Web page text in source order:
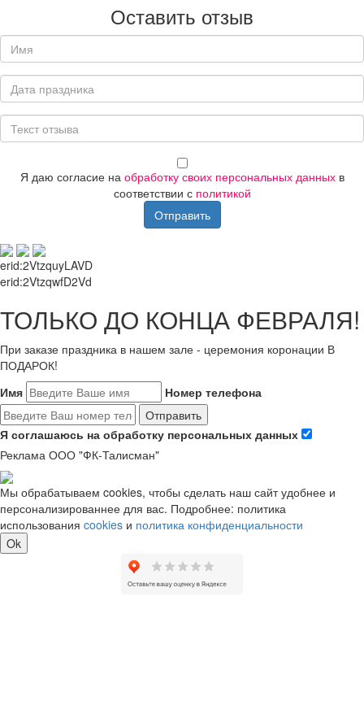
Оставить отзыв
Я даю согласие на обработку своих персональных данныхв
соответствии с политикой
Отправить
erid:2VtzquyLAVD
erid:2VtzqwfD2Vd
ТОЛЬКО ДО КОНЦА ФЕВРАЛЯ!
При заказе праздника в нашем зале - церемония коронации В
ПОДАРОК!
Имя
Номер телефона
Отправить
Я соглашаюсь на обработку персональных данных
Реклама ООО "ФК-Талисман"
Мы обрабатываем cookies, чтобы сделать наш сайт удобнее и
персонализированнее для вас. Подробнее: политика
использования cookies и политика конфиденциальности
Ok